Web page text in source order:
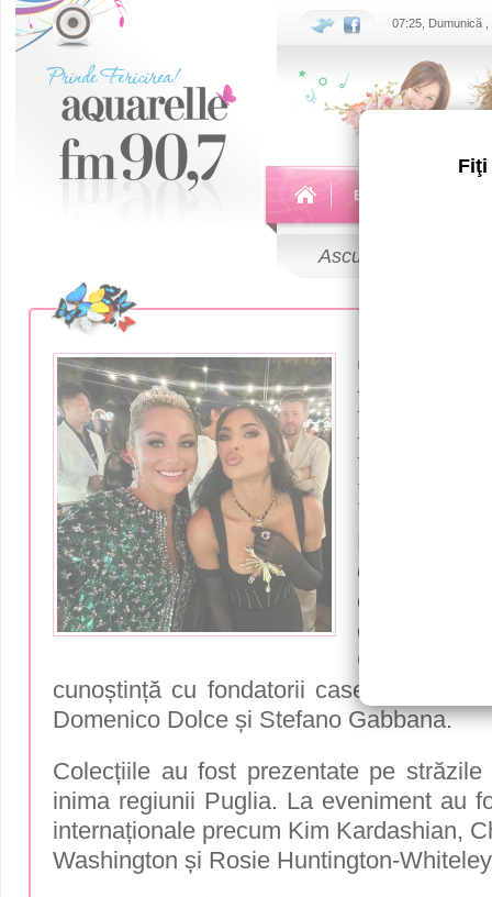
Fiţi
07:25, Dumunică ,
Echipa
Ascultă
08 Iulie 2023
Natalia
Italia,
organizat
casă de
Gabbana.
cunoștință cu fondatorii casei de modă
Domenico Dolce și Stefano Gabbana.
Colecțiile au fost prezentate pe
inima regiunii Puglia. La eveniment au
internaționale precum Kim Kardashian,
Washington și Rosie Huntington-